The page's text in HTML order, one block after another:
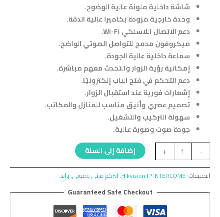
شاشة داخلية ملونة عالية الوضوح.
وحدة خارجية مزودة بكاميرا عالية الدقة.
دعم الاتصال اللاسلكي Wi-Fi.
ميكروفون مدمج للتواصل الصوتي الواضح.
سماعة داخلية عالية الجودة.
إمكانية رؤية الزوار والتحدث معهم مباشرة.
دعم التحكم في فتح الباب إلكترونيًا.
إشعارات فورية عند استقبال الزوار.
تصميم عصري وأنيق مناسب للمنازل والمكاتب.
سهولة التركيب والتشغيل.
جودة صوت وصورة عالية.
-
+ إضافة إلى السلة
التصنيفات:Hikvision IP INTERCOME
,انتركم مرئى وصوتى,براند
Guaranteed Safe Checkout